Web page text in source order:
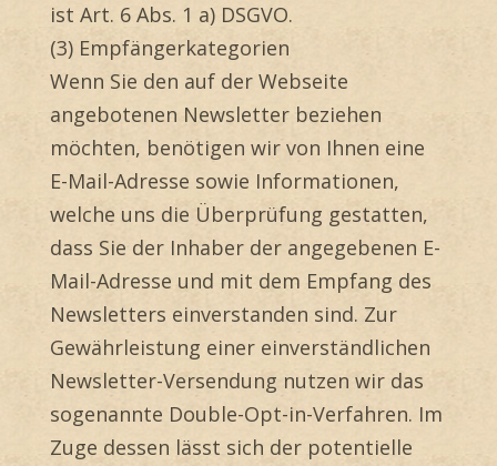
ist Art. 6 Abs. 1 a) DSGVO.
(3) Empfängerkategorien
Wenn Sie den auf der Webseite
angebotenen Newsletter beziehen
möchten, benötigen wir von Ihnen eine
E-Mail-Adresse sowie Informationen,
welche uns die Überprüfung gestatten,
dass Sie der Inhaber der angegebenen E-
Mail-Adresse und mit dem Empfang des
Newsletters einverstanden sind. Zur
Gewährleistung einer einverständlichen
Newsletter-Versendung nutzen wir das
sogenannte Double-Opt-in-Verfahren. Im
Zuge dessen lässt sich der potentielle